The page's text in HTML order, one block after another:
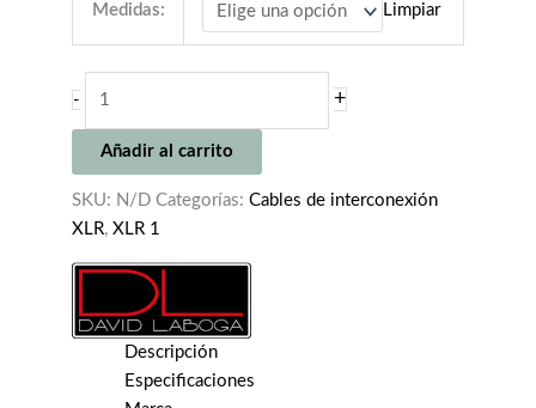
Medidas: Limpiar
-
Q-
CONNECT
GOLD
XLR
cantidad
+
Añadir al carrito
SKU: N/D Categorías: Cables de interconexión
XLR, XLR 1
Descripción
Especificaciones